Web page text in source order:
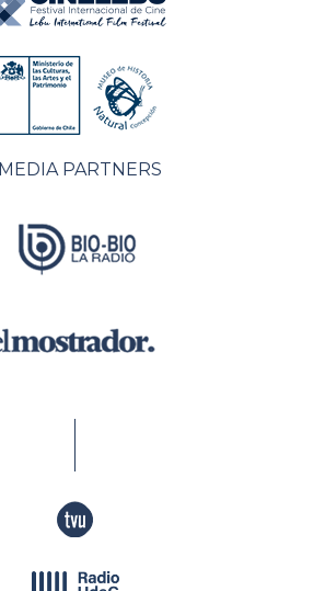
MEDIA PARTNERS